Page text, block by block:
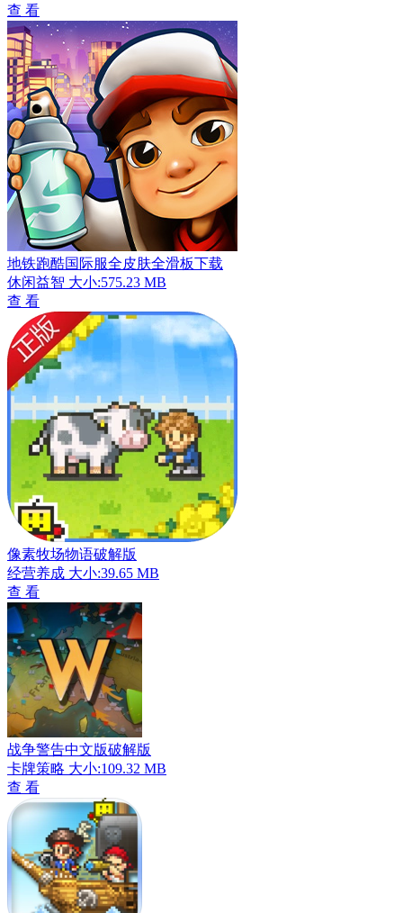
查 看
地铁跑酷国际服全皮肤全滑板下载
休闲益智 大小:575.23 MB
查 看
像素牧场物语破解版
经营养成 大小:39.65 MB
查 看
战争警告中文版破解版
卡牌策略 大小:109.32 MB
查 看